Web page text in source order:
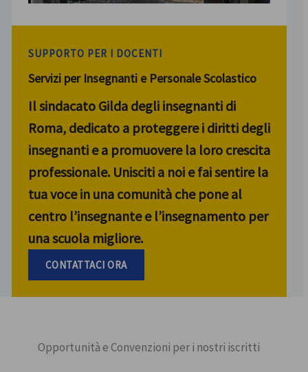
SUPPORTO PER I DOCENTI
Servizi per Insegnanti e Personale Scolastico
Il sindacato Gilda degli insegnanti di
Roma, dedicato a proteggere i diritti degli
insegnanti e a promuovere la loro crescita
professionale. Unisciti a noi e fai sentire la
tua voce in una comunità che pone al
centro l’insegnante e l’insegnamento per
una scuola migliore.
CONTATTACI ORA
Opportunità e Convenzioni per i nostri iscritti